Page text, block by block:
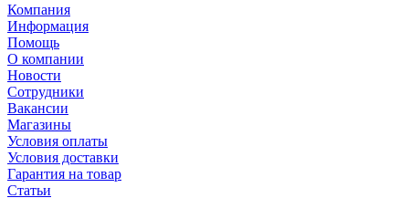
Компания
Информация
Помощь
О компании
Новости
Сотрудники
Вакансии
Магазины
Условия оплаты
Условия доставки
Гарантия на товар
Статьи